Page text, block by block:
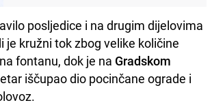
posljedice i na drugim dijelovima
je kružni tok zbog velike količine
fontanu, dok je na Gradskom
iščupao dio pocinčane ograde i